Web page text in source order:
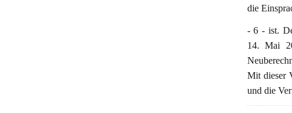
die
- 6 - ist.
14. Mai
Mit dieser
und die